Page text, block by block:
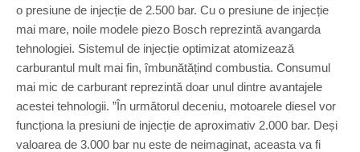
o presiune de injecție de 2.500 bar. Cu o presiune de injecție
mai mare, noile modele piezo Bosch reprezintă avangarda
tehnologiei. Sistemul de injecție optimizat atomizează
carburantul mult mai fin, îmbunătățind combustia. Consumul
mai mic de carburant reprezintă doar unul dintre avantajele
acestei tehnologii. ”În următorul deceniu, motoarele diesel vor
funcționa la presiuni de injecție de aproximativ 2.000 bar. Deși
valoarea de 3.000 bar nu este de neimaginat, aceasta va fi